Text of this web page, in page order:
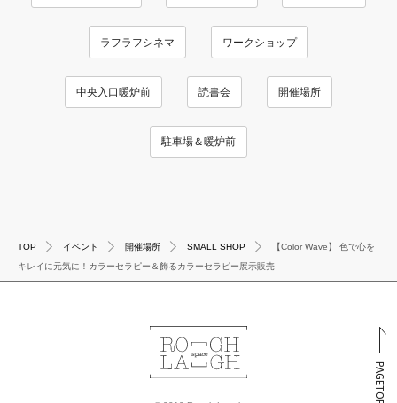
ラフラフシネマ ワークショップ
中央入口暖炉前 読書会 開催場所
駐車場＆暖炉前
TOP イベント 開催場所 SMALL SHOP
【Color Wave】 色で心を
キレイに元気に！カラーセラピー＆飾るカラーセラピー展示販売
PAGETOP